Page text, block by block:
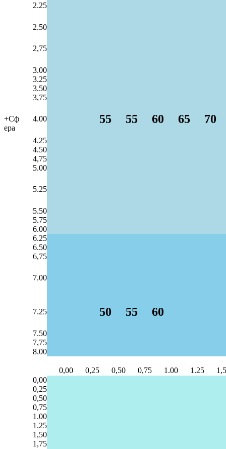
+Сф
ера
2.25
2.50
2,75
3.00
3.25
3.50
3,75
4.00 55 55 60 65 70
4.25
4.50
4,75
5.00
5.25
5.50
5.75
6.00
6.25
6.50
6,75
7.00
7.25 50 55 60
7.50
7,75
8.00
0,00 0,25 0,50 0,75 1.00 1.25
0,00
0,25
0,50
0,75
1.00
1.25
1,50
1,75